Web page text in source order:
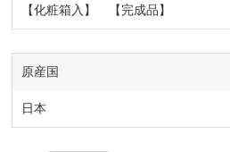
【化粧箱入】 【完成品】
原産国
日本